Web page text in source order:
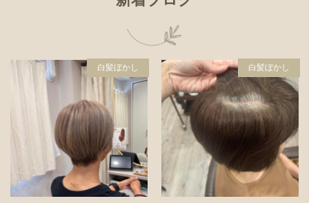
白髪ぼかし 白髪ぼかし